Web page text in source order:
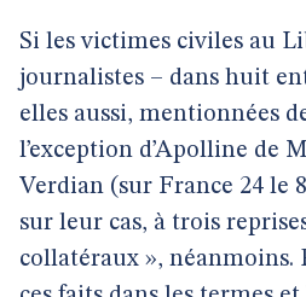
Si les victimes civiles au
journalistes – dans huit
elles aussi, mentionnées
l’exception d’Apolline de
Verdian (sur France 24 le
sur leur cas, à trois
collatéraux », néanmoins.